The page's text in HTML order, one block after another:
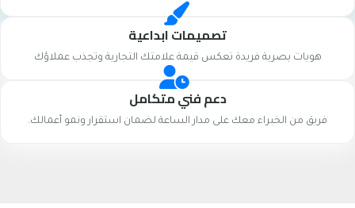
تصميمات ابداعية
هويات بصرية فريدة تعكس قيمة علامتك التجارية وتجذب عملاؤك
دعم فني متكامل
فريق من الخبراء معك على مدار الساعة لضمان استقرار ونمو أعمالك.